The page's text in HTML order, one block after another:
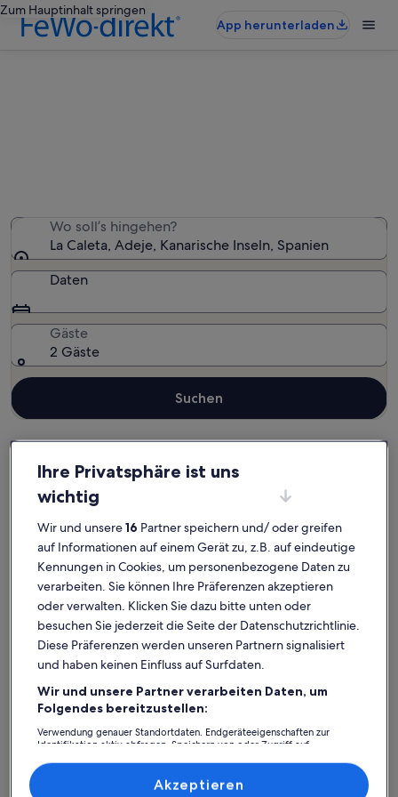
Zum Hauptinhalt springen
App herunterladen
Wo soll’s hingehen?
La Caleta, Adeje, Kanarische Inseln, Spanien
Daten
Gäste
2 Gäste
Suchen
Adeje Ferienwohnungen und Apartments in La Caleta
La Caleta: Entdecke
Ferienwohnungen und
Apartments
Weitere Infos zu Lovely front line apartment in Costa Adeje
Ihre Privatsphäre ist uns
wichtig
Wir und unsere16 Partner speichern und/ oder greifen
auf Informationen auf einem Gerät zu, z.B. auf eindeutige
Kennungen in Cookies, um personenbezogene Daten zu
verarbeiten. Sie können Ihre Präferenzen akzeptieren
oder verwalten. Klicken Sie dazu bitte unten oder
besuchen Sie jederzeit die Seite der Datenschutzrichtlinie.
Diese Präferenzen werden unseren Partnern signalisiert
und haben keinen Einfluss auf Surfdaten.
Wir und unsere Partner verarbeiten Daten, um
Folgendes bereitzustellen:
Verwendung genauer Standortdaten. Endgeräteeigenschaften zur
Identifikation aktiv abfragen. Speichern von oder Zugriff auf
Inhalte, Messung von Werbeleistung und der Performance von Inhalten,
Zielgruppenforschung sowie Entwicklung und Verbesserung von
Akzeptieren